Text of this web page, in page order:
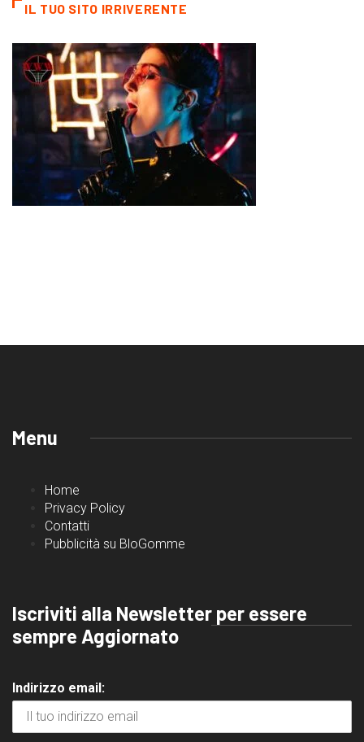
IL TUO SITO IRRIVERENTE
Menu
Home
Privacy Policy
Contatti
Pubblicità su BloGomme
Iscriviti alla Newsletter per essere
sempre Aggiornato
Indirizzo email: